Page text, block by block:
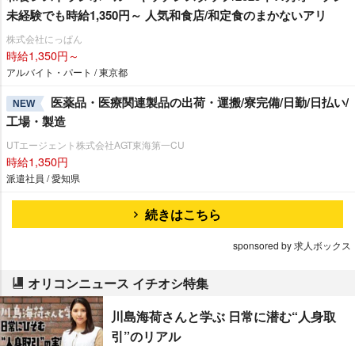
未経験でも時給1,350円～ 人気和食店/和定食のまかないアリ
株式会社にっぱん
時給1,350円～
アルバイト・パート / 東京都
NEW
医薬品・医療関連製品の出荷・運搬/寮完備/日勤/日払い/
工場・製造
UTエージェント株式会社AGT東海第一CU
時給1,350円
派遣社員 / 愛知県
続きはこちら
sponsored by 求人ボックス
オリコンニュース イチオシ特集
川島海荷さんと学ぶ 日常に潜む“人身取
引”のリアル